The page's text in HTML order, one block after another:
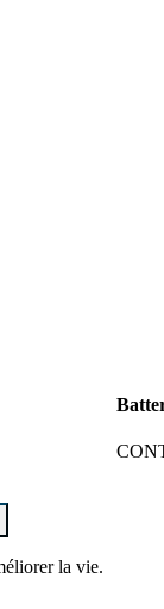
la vie.